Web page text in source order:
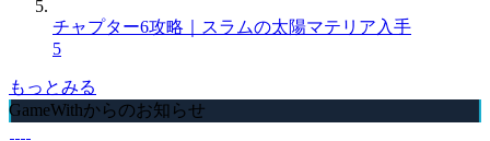
チャプター6攻略｜スラムの太陽マテリア入手
5
もっとみる
GameWithからのお知らせ